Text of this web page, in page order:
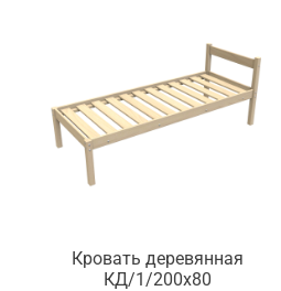
Кровать деревянная
КД/1/200х80